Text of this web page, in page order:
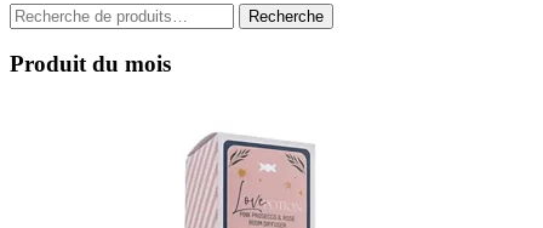
Recherche
pour :
Recherche
Produit du mois